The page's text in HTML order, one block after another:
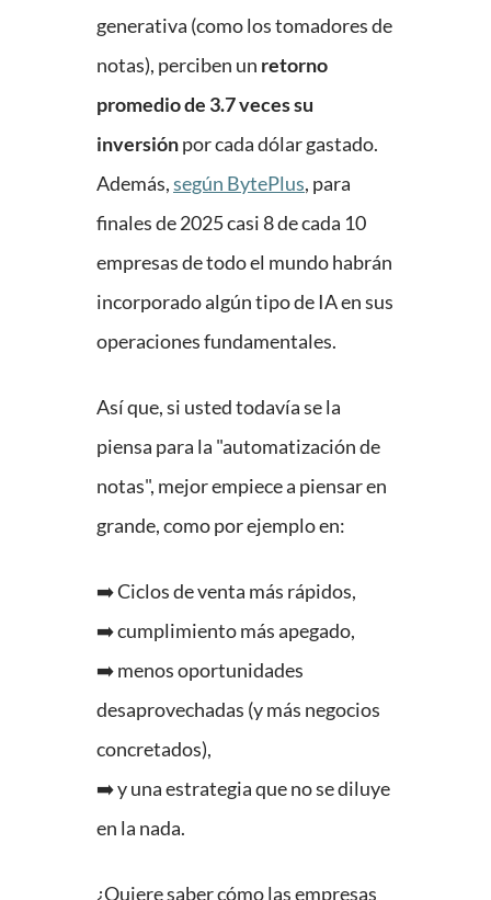
generativa (como los tomadores de
notas), perciben un retorno
promedio de 3.7 veces su
inversiónpor cada dólar gastado.
Además,según BytePlus, para
finales de 2025 casi 8 de cada 10
empresas de todo el mundo habrán
incorporado algún tipo de IA en sus
operaciones fundamentales.
Así que, si usted todavía se la
piensa para la "automatización de
notas", mejor empiece a piensar en
grande, como por ejemplo en:
➡️ Ciclos de venta más rápidos,
➡️ cumplimiento más apegado,
➡️ menos oportunidades
desaprovechadas (y más negocios
concretados),
➡️ y una estrategia que no se diluye
en la nada.
¿Quiere saber cómo las empresas